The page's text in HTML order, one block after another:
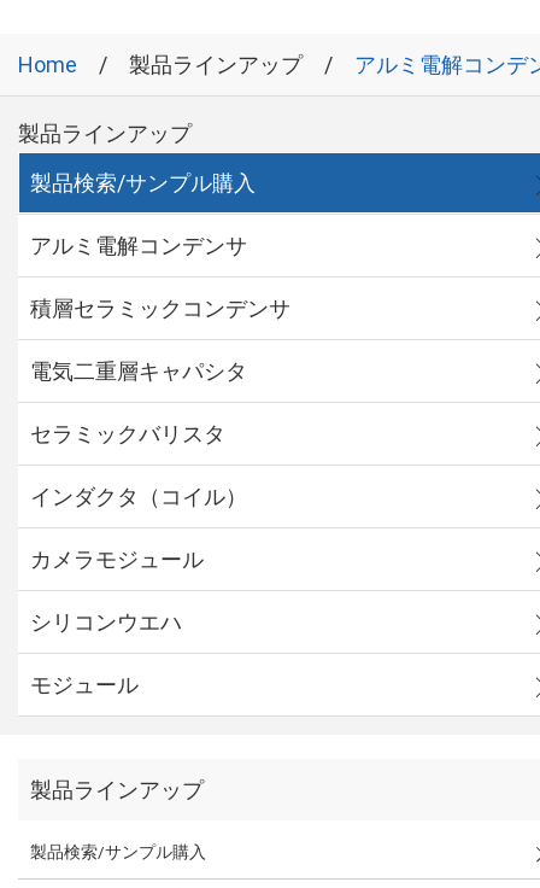
Home 製品ラインアップ アルミ電解コンデ
製品ラインアップ
製品検索/サンプル購入
アルミ電解コンデンサ
積層セラミックコンデンサ
電気二重層キャパシタ
セラミックバリスタ
インダクタ（コイル）
カメラモジュール
シリコンウエハ
モジュール
製品ラインアップ
製品検索/サンプル購入